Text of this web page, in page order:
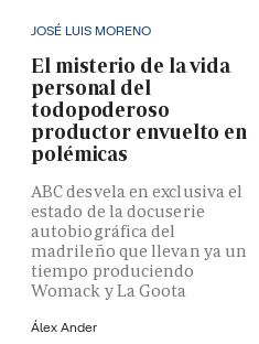
JOSÉ LUIS MORENO
El misterio de la vida
personal del
todopoderoso
productor envuelto en
polémicas
ABC desvela en exclusiva el
estado de la docuserie
autobiográfica del
madrileño que llevan ya un
tiempo produciendo
Womack y La Goota
Álex Ander